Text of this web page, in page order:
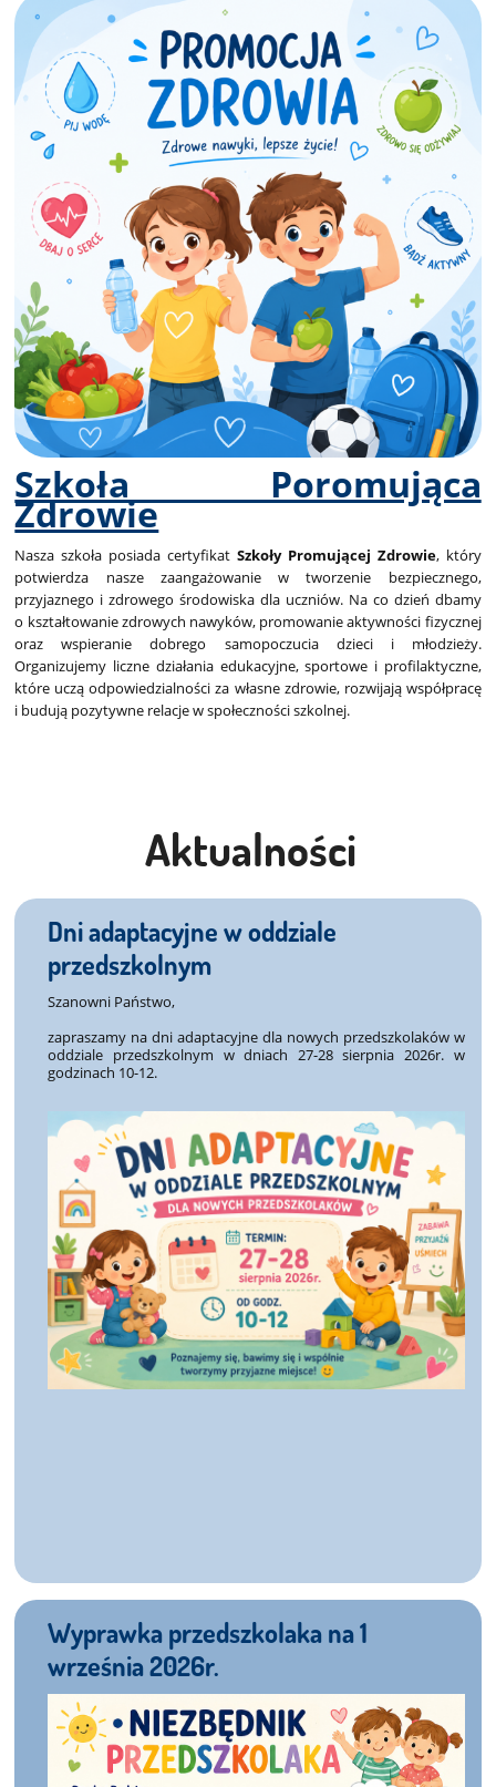
Szkoła Poromująca
Zdrowie
Nasza szkoła posiada certyfikat Szkoły Promującej Zdrowie, który
potwierdza nasze zaangażowanie w tworzenie bezpiecznego,
przyjaznego i zdrowego środowiska dla uczniów. Na co dzień dbamy
o kształtowanie zdrowych nawyków, promowanie aktywności fizycznej
oraz wspieranie dobrego samopoczucia dzieci i młodzieży.
Organizujemy liczne działania edukacyjne, sportowe i profilaktyczne,
które uczą odpowiedzialności za własne zdrowie, rozwijają współpracę
i budują pozytywne relacje w społeczności szkolnej.
Aktualności
Dni adaptacyjne w oddziale
przedszkolnym
Szanowni Państwo,
zapraszamy na dni adaptacyjne dla nowych przedszkolaków w
oddziale przedszkolnym w dniach 27-28 sierpnia 2026r. w
godzinach 10-12.
Wyprawka przedszkolaka na 1
września 2026r.